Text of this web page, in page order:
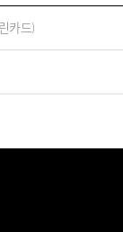
카드)